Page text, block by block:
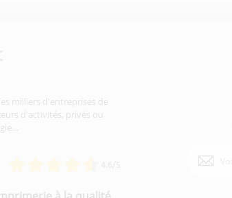
milliers d'entreprises de
d'activités, privés ou